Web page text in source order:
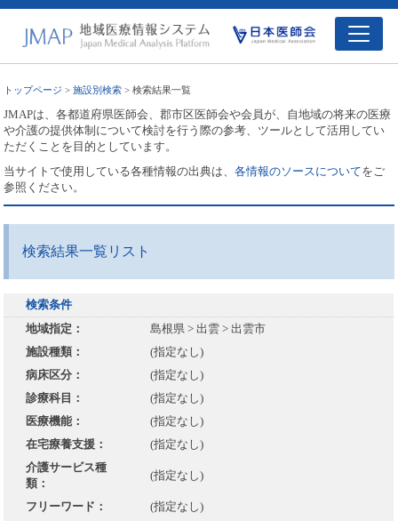
トップページ >施設別検索 > 検索結果一覧
JMAPは、各都道府県医師会、郡市区医師会や会員が、自地域の将来の医療
や介護の提供体制について検討を行う際の参考、ツールとして活用してい
ただくことを目的としています。
当サイトで使用している各種情報の出典は、各情報のソースについてをご
参照ください。
検索結果一覧リスト
検索条件
地域指定：
島根県 > 出雲 > 出雲市
施設種類：
(指定なし)
病床区分：
(指定なし)
診療科目：
(指定なし)
医療機能：
(指定なし)
在宅療養支援：
(指定なし)
介護サービス種
類：
(指定なし)
フリーワード： (指定なし)